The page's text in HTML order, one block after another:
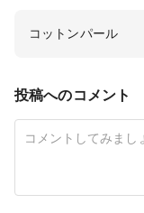
コットンパール
投稿へのコメント